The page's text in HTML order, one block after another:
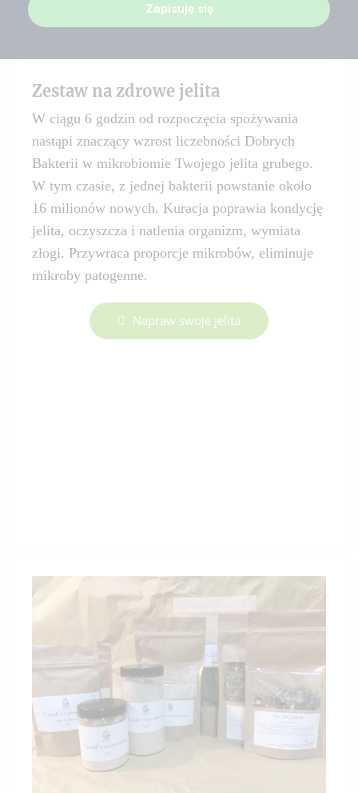
Zapisuję się
Zestaw na zdrowe jelita
W ciągu 6 godzin od rozpoczęcia spożywania
nastąpi znaczący wzrost liczebności Dobrych
Bakterii w mikrobiomie Twojego jelita grubego.
W tym czasie, z jednej bakterii powstanie około
16 milionów nowych. Kuracja poprawia kondycję
jelita, oczyszcza i natlenia organizm, wymiata
złogi. Przywraca proporcje mikrobów, eliminuje
mikroby patogenne.
Napraw swoje jelita